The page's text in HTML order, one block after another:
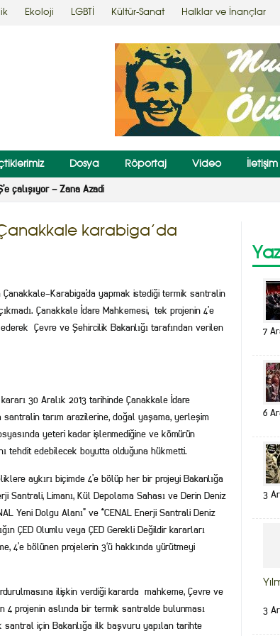
Ekoloji LGBTİ Kültür-Sanat Halklar ve İnançlar
Dosya Röportaj Video İletişim
çalışıyor – Zana Azadi
karabiga’da
Karabiga’da yapmak istediği termik santralin
Çanakkale İdare Mahkemesi, tek projenin 4’e
Çevre ve Şehircilik Bakanlığı tarafından verilen
30 Aralık 2013 tarihinde Çanakkale İdare
santralin tarım arazilerine, doğal yaşama, yerleşim
yeteri kadar işlenmediğine ve kömürün
tehdit edebilecek boyutta olduğuna hükmetti.
aykırı biçimde 4’e bölüp her bir projeyi Bakanlığa
Santrali, Limanı, Kül Depolama Sahası ve Derin Deniz
Yeni Dolgu Alanı” ve “CENAL Enerji Santrali Deniz
ÇED Olumlu veya ÇED Gerekli Değildir kararları
4’e bölünen projelerin 3‘ü hakkında yürütmeyi
ilişkin verdiği kararda mahkeme, Çevre ve
4 projenin aslında bir termik santralde bulunması
santral için Bakanlığa ilk başvuru yapılan tarihte
7
6
3
3